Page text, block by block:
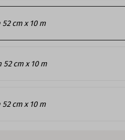
cm x 10 m
cm x 10 m
cm x 10 m